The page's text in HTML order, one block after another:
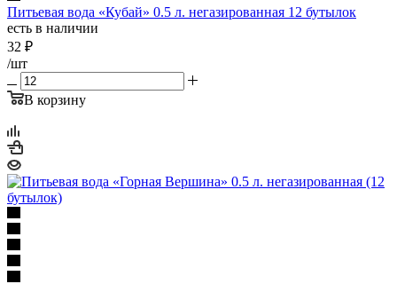
Питьевая вода «Кубай» 0.5 л. негазированная 12 бутылок
есть в наличии
32 ₽
/шт
В корзину